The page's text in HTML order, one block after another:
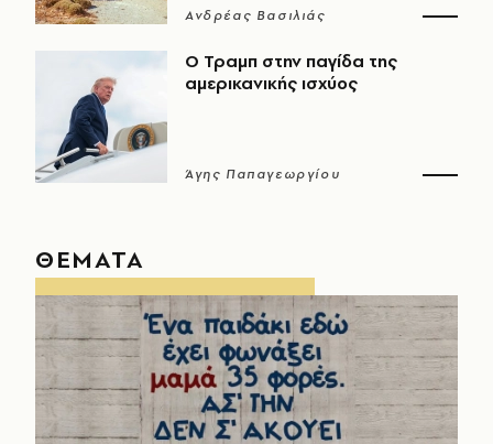
Ανδρέας Βασιλιάς
Ο Τραμπ στην παγίδα της
αμερικανικής ισχύος
Άγης Παπαγεωργίου
ΘΕΜΑΤΑ